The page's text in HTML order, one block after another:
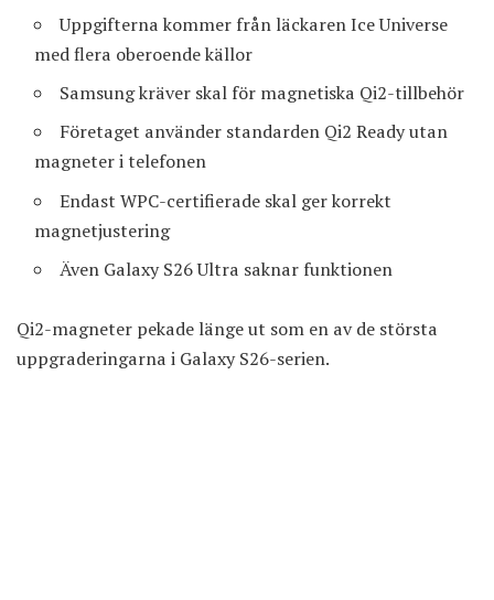
Uppgifterna kommer från läckaren Ice Universe
med flera oberoende källor
Samsung kräver skal för magnetiska Qi2-tillbehör
Företaget använder standarden Qi2 Ready utan
magneter i telefonen
Endast WPC-certifierade skal ger korrekt
magnetjustering
Även Galaxy S26 Ultra saknar funktionen
Qi2-magneter pekade länge ut som en av de största
uppgraderingarna i Galaxy S26-serien.